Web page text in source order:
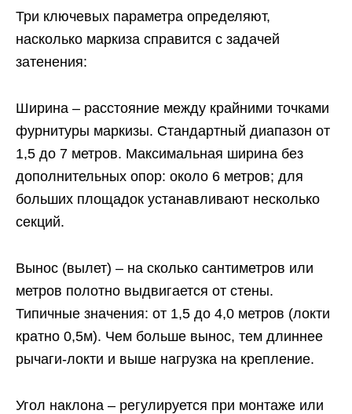
Три ключевых параметра определяют,
насколько маркиза справится с задачей
затенения:
Ширина – расстояние между крайними точками
фурнитуры маркизы. Стандартный диапазон от
1,5 до 7 метров. Максимальная ширина без
дополнительных опор: около 6 метров; для
больших площадок устанавливают несколько
секций.
Вынос (вылет) – на сколько сантиметров или
метров полотно выдвигается от стены.
Типичные значения: от 1,5 до 4,0 метров (локти
кратно 0,5м). Чем больше вынос, тем длиннее
рычаги-локти и выше нагрузка на крепление.
Угол наклона – регулируется при монтаже или